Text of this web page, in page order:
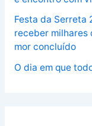
Festa da Serreta
receber milhares
mor concluído
O dia em que